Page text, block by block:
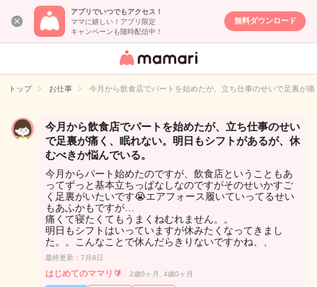
アプリでいつでもアクセス！
ママに嬉しい！アプリ限定
キャンペーンも随時配信中！
無料ダウンロード
女性専用匿名QA
イト
トップ お仕事 今月から飲食店でパートを始めたが、立ち仕事のせいで足裏が
今月から飲食店でパートを始めたが、立ち仕事のせい
で足裏が痛く、眠れない。明日もシフトがあるが、休
むべきか悩んでいる。
今月からパート始めたのですが、飲食店ということもあ
ってずっと基本立ちっぱなしなのですがそのせいかすご
く足裏がいたいです😭エアフォース履いていってるせい
もあふかもですが…
痛くて寝たくてもうまくねむれません。。
明日もシフトはいっていますが休みたくなってきまし
た。。こんなことで休んだらきりないですかね、、
最終更新：7月8日
はじめてのママリ🔰 2歳0ヶ月, 4歳0ヶ月